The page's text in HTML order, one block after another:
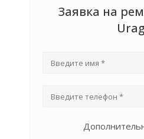
Заявка на